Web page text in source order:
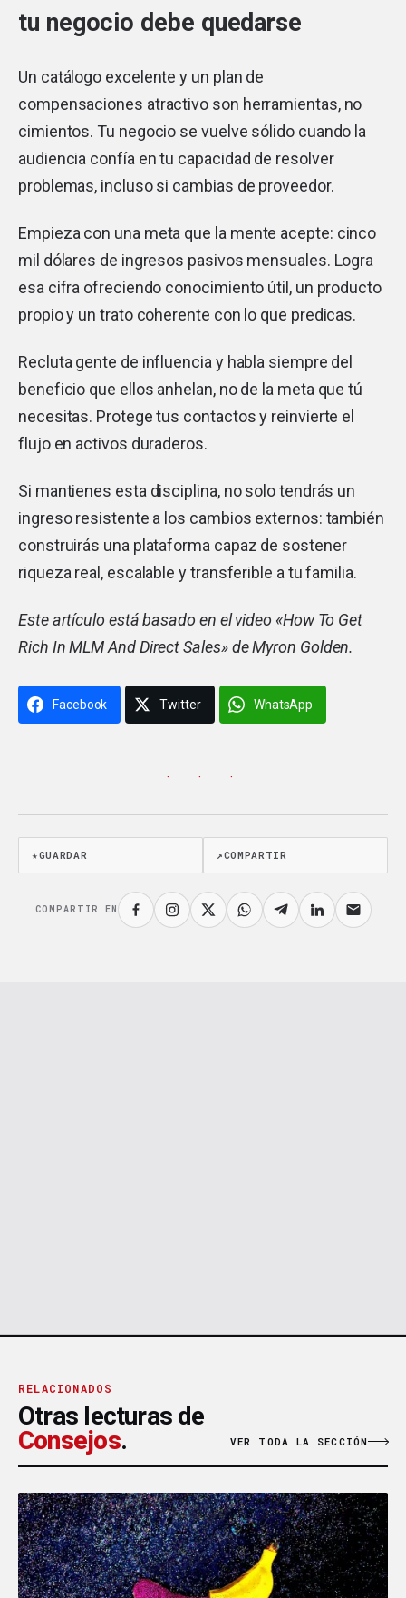
tu negocio debe quedarse
Un catálogo excelente y un plan de
compensaciones atractivo son herramientas, no
cimientos. Tu negocio se vuelve sólido cuando la
audiencia confía en tu capacidad de resolver
problemas, incluso si cambias de proveedor.
Empieza con una meta que la mente acepte: cinco
mil dólares de ingresos pasivos mensuales. Logra
esa cifra ofreciendo conocimiento útil, un producto
propio y un trato coherente con lo que predicas.
Recluta gente de influencia y habla siempre del
beneficio que ellos anhelan, no de la meta que tú
necesitas. Protege tus contactos y reinvierte el
flujo en activos duraderos.
Si mantienes esta disciplina, no solo tendrás un
ingreso resistente a los cambios externos: también
construirás una plataforma capaz de sostener
riqueza real, escalable y transferible a tu familia.
Este artículo está basado en el video «How To Get
Rich In MLM And Direct Sales» de Myron Golden.
Facebook Twitter WhatsApp
· · ·
★GUARDAR ↗COMPARTIR
COMPARTIR EN
RELACIONADOS
Otras lecturas de
Consejos. VER TODA LA SECCIÓN